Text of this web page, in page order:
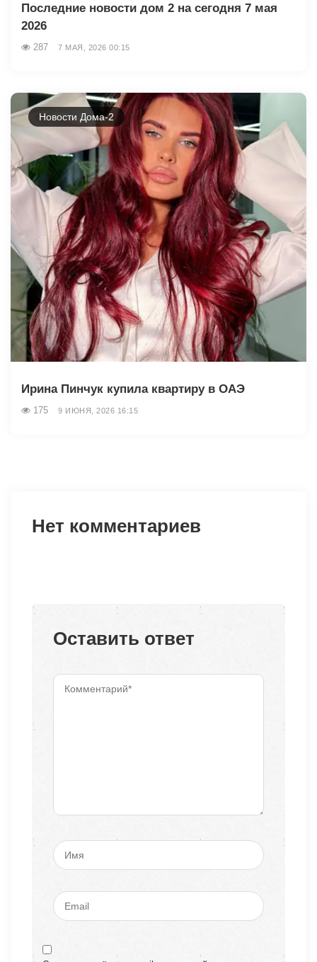
Последние новости дом 2 на сегодня 7 мая
2026
287 7 МАЯ, 2026 00:15
Новости Дома-2
Ирина Пинчук купила квартиру в ОАЭ
175 9 ИЮНЯ, 2026 16:15
Нет комментариев
Оставить ответ